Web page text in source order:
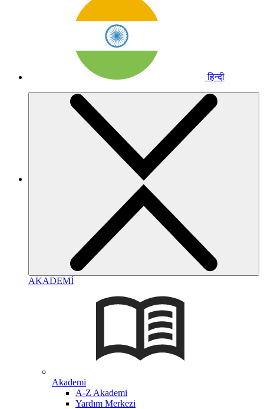
हिन्दी
AKADEMİ
Akademi
A-Z Akademi
Yardım Merkezi